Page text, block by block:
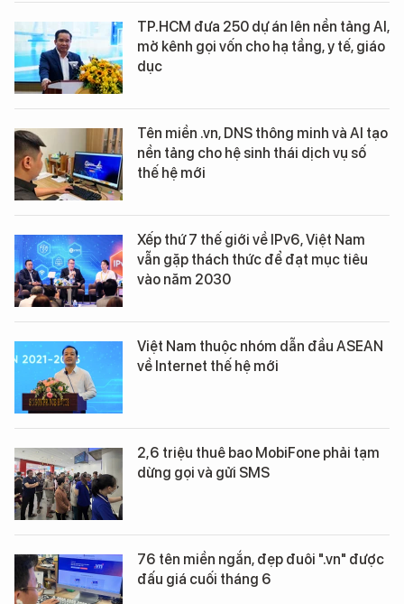
TP.HCM đưa 250 dự án lên nền tảng AI,
mở kênh gọi vốn cho hạ tầng, y tế, giáo
dục
Tên miền .vn, DNS thông minh và AI tạo
nền tảng cho hệ sinh thái dịch vụ số
thế hệ mới
Xếp thứ 7 thế giới về IPv6, Việt Nam
vẫn gặp thách thức để đạt mục tiêu
vào năm 2030
Việt Nam thuộc nhóm dẫn đầu ASEAN
về Internet thế hệ mới
2,6 triệu thuê bao MobiFone phải tạm
dừng gọi và gửi SMS
76 tên miền ngắn, đẹp đuôi ".vn" được
đấu giá cuối tháng 6